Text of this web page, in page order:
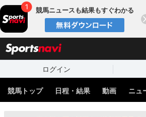
競馬ニュースも結果もすぐわかる
ログイン
競馬トップ 日程・結果 動画 ニュ